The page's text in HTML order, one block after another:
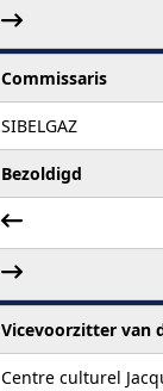
Commissaris
SIBELGAZ
Bezoldigd
Vicevoorzitter van
Centre culturel